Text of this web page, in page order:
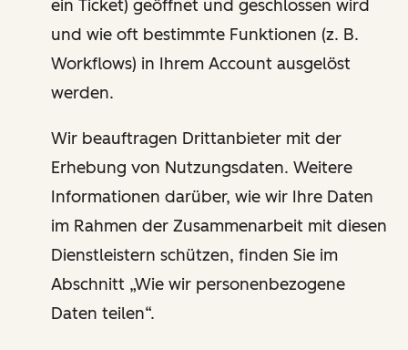
ein Ticket) geöffnet und geschlossen wird
und wie oft bestimmte Funktionen (z. B.
Workflows) in Ihrem Account ausgelöst
werden.
Wir beauftragen Drittanbieter mit der
Erhebung von Nutzungsdaten. Weitere
Informationen darüber, wie wir Ihre Daten
im Rahmen der Zusammenarbeit mit diesen
Dienstleistern schützen, finden Sie im
Abschnitt „Wie wir personenbezogene
Daten teilen“.